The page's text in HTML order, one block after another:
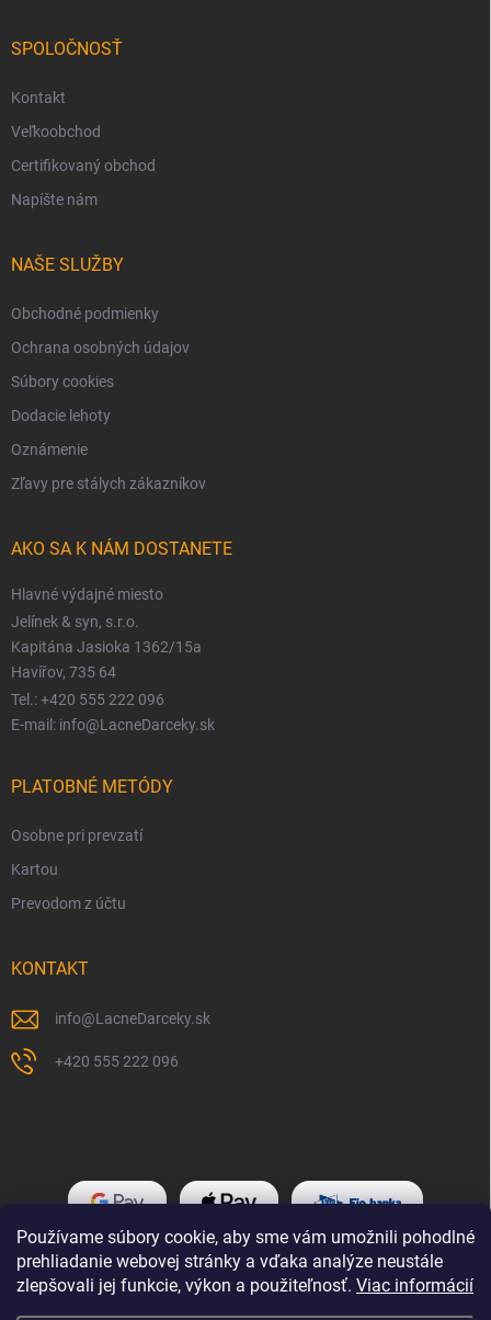
Používame súbory cookie, aby sme vám umožnili pohodlné
prehliadanie webovej stránky a vďaka analýze neustále
zlepšovali jej funkcie, výkon a použiteľnosť. Viac informácií
SPOLOČNOSŤ
Kontakt
Veľkoobchod
Certifikovaný obchod
Napíšte nám
NAŠE SLUŽBY
Obchodné podmienky
Ochrana osobných údajov
Súbory cookies
Dodacie lehoty
Oznámenie
Zľavy pre stálych zákazníkov
AKO SA K NÁM DOSTANETE
Hlavné výdajné miesto
Jelínek & syn, s.r.o.
Kapitána Jasioka 1362/15a
Havířov, 735 64
Tel.: +420 555 222 096
E-mail: info@LacneDarceky.sk
PLATOBNÉ METÓDY
Osobne pri prevzatí
Kartou
Prevodom z účtu
KONTAKT
info@LacneDarceky.sk
+420 555 222 096